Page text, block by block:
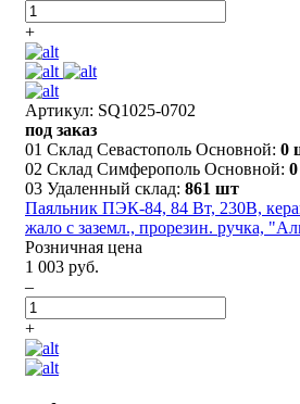
+
Артикул: SQ1025-0702
под заказ
01 Склад Севастополь Основной: 0
02 Склад Симферополь Основной:
03 Удаленный склад: 861 шт
Паяльник ПЭК-84, 84 Вт, 230В,
жало с заземл., прорезин. ручка,
Розничная цена
1 003 руб.
–
+